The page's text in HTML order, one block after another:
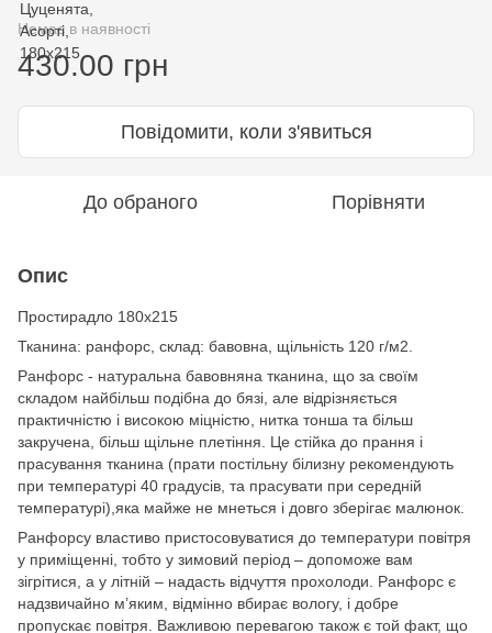
Немає в наявності
430.00 грн
Повідомити, коли з'явиться
До обраного Порівняти
Опис
Простирадло 180х215
Тканина: ранфорс, склад: бавовна, щільність 120 г/м2.
Ранфорс - натуральна бавовняна тканина, що за своїм
складом найбільш подібна до бязі, але відрізняється
практичністю і високою міцністю, нитка тонша та більш
закручена, більш щільне плетіння. Це стійка до прання і
прасування тканина (прати постільну білизну рекомендують
при температурі 40 градусів, та прасувати при середній
температурі),яка майже не мнеться і довго зберігає малюнок.
Ранфорсу властиво пристосовуватися до температури повітря
у приміщенні, тобто у зимовий період – допоможе вам
зігрітися, а у літній – надасть відчуття прохолоди. Ранфорс є
надзвичайно м’яким, відмінно вбирає вологу, і добре
пропускає повітря. Важливою перевагою також є той факт, що